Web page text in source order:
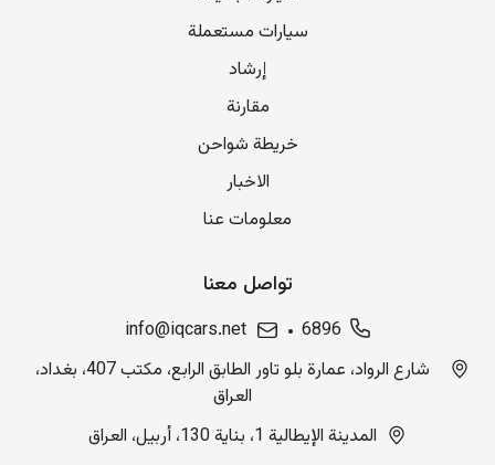
سيارات مستعملة
إرشاد
مقارنة
خريطة شواحن
الاخبار
معلومات عنا
تواصل معنا
6896
info@iqcars.net
شارع الرواد، عمارة بلو تاور الطابق الرابع، مكتب 407، بغداد،
العراق
المدينة الإيطالية 1، بناية 130، أربيل، العراق